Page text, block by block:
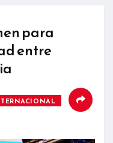
para
entre